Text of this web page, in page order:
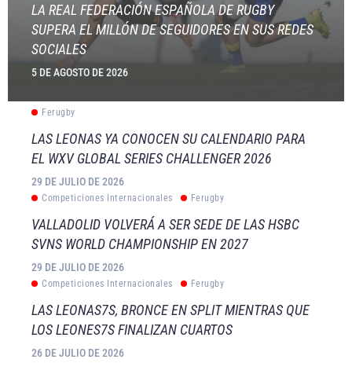
LA REAL FEDERACIÓN ESPAÑOLA DE RUGBY
SUPERA EL MILLÓN DE SEGUIDORES EN SUS REDES
SOCIALES
5 DE AGOSTO DE 2026
Ferugby
LAS LEONAS YA CONOCEN SU CALENDARIO PARA
EL WXV GLOBAL SERIES CHALLENGER 2026
29 DE JULIO DE 2026
Competiciones Internacionales Ferugby
VALLADOLID VOLVERÁ A SER SEDE DE LAS HSBC
SVNS WORLD CHAMPIONSHIP EN 2027
29 DE JULIO DE 2026
Competiciones Internacionales Ferugby
LAS LEONAS7S, BRONCE EN SPLIT MIENTRAS QUE
LOS LEONES7S FINALIZAN CUARTOS
26 DE JULIO DE 2026